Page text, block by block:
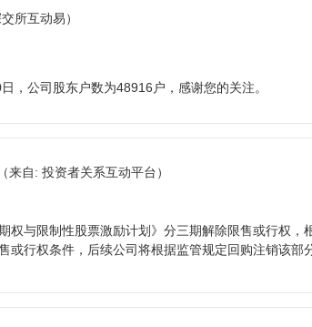
所互动易）
，公司股东户数为48916户，感谢您的关注。
（来自: 投资者关系互动平台）
权与限制性股票激励计划》分三期解除限售或行权，
或行权条件，后续公司将根据监管规定回购注销该部